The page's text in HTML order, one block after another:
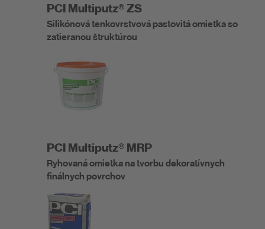
PCI Multiputz® ZS
Silikónová tenkovrstvová pastovitá omietka so
zatieranou štruktúrou
PCI Multiputz® MRP
Ryhovaná omietka na tvorbu dekoratívnych
finálnych povrchov